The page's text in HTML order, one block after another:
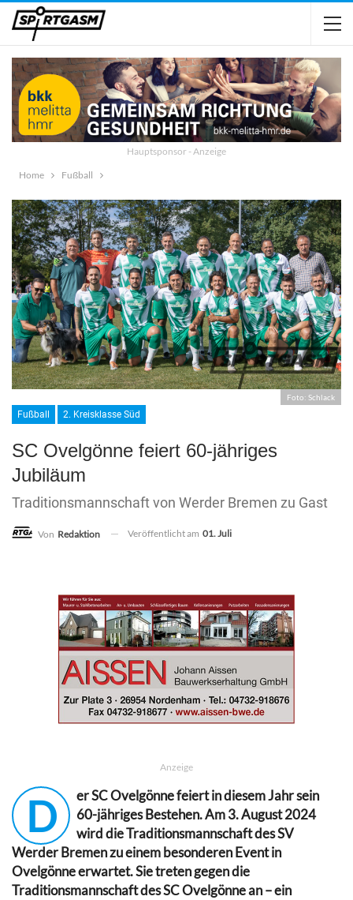
Hauptsponsor - Anzeige
Home
Fußball
Foto: Schlack
Fußball 2. Kreisklasse Süd
SC Ovelgönne feiert 60-jähriges
Jubiläum
Traditionsmannschaft von Werder Bremen zu Gast
Von Redaktion Veröffentlicht am 01. Juli
Anzeige
D
er SC Ovelgönne feiert in diesem Jahr sein
60-jähriges Bestehen. Am 3. August 2024
wird die Traditionsmannschaft des SV
Werder Bremen zu einem besonderen Event in
Ovelgönne erwartet. Sie treten gegen die
Traditionsmannschaft des SC Ovelgönne an – ein